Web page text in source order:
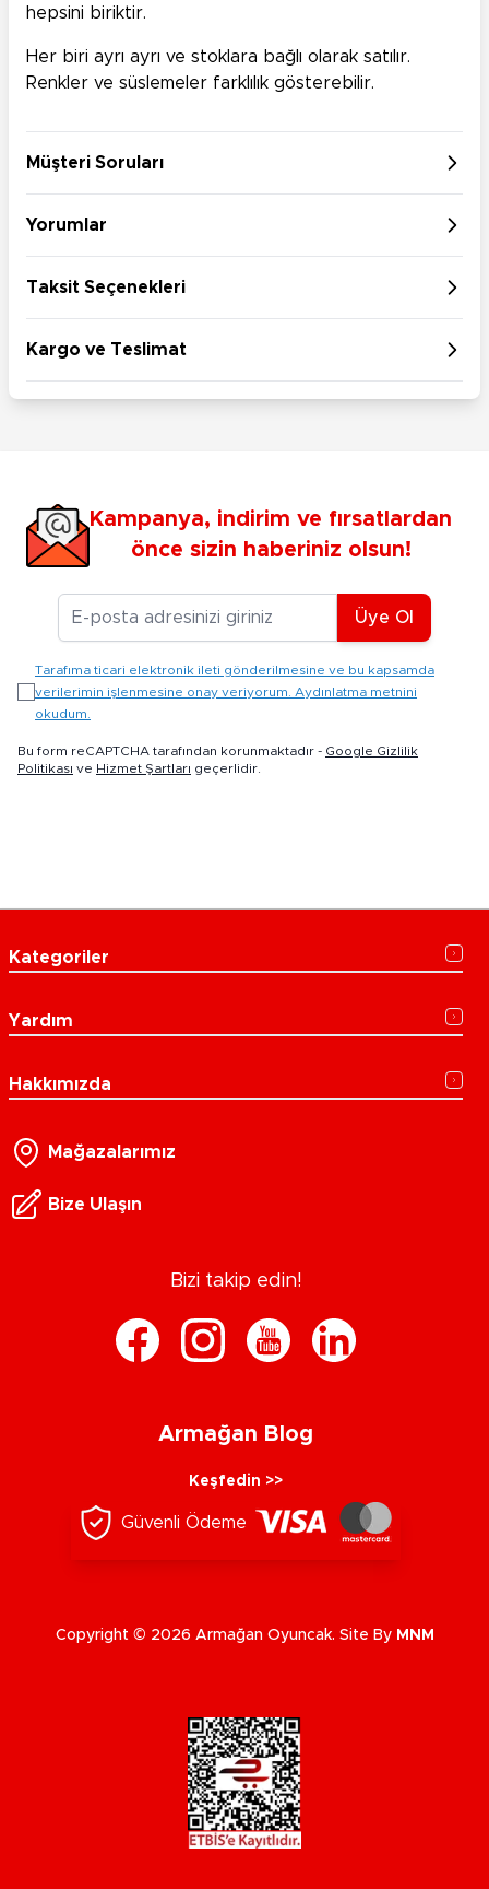
hepsini biriktir.
Her biri ayrı ayrı ve stoklara bağlı olarak satılır.
Renkler ve süslemeler farklılık gösterebilir.
Müşteri Soruları
Yorumlar
Taksit Seçenekleri
Kargo ve Teslimat
Kampanya, indirim ve fırsatlardan
önce sizin haberiniz olsun!
E-posta Adresiniz
Üye Ol
Tarafıma ticari elektronik ileti gönderilmesine ve bu kapsamda
verilerimin işlenmesine onay veriyorum. Aydınlatma metnini
okudum.
Bu form reCAPTCHA tarafından korunmaktadır - Google Gizlilik
Politikası ve Hizmet Şartları geçerlidir.
Kategoriler
Yardım
Hakkımızda
Mağazalarımız
Bize Ulaşın
Bizi takip edin!
Armağan Blog
Keşfedin >>
Güvenli Ödeme
Copyright © 2026 Armağan Oyuncak. Site By MNM